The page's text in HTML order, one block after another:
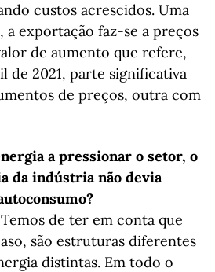
custos acrescidos. Uma
a exportação faz-se a preços
de aumento que refere,
de 2021, parte significativa
de preços, outra com
a pressionar o setor, o
da indústria não devia
de ter em conta que
são estruturas diferentes
distintas. Em todo o